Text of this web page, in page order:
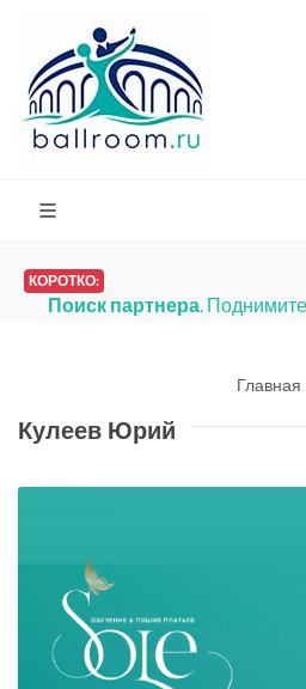
КОРОТКО:
Поиск партнера.
Главная
Кулеев Юрий